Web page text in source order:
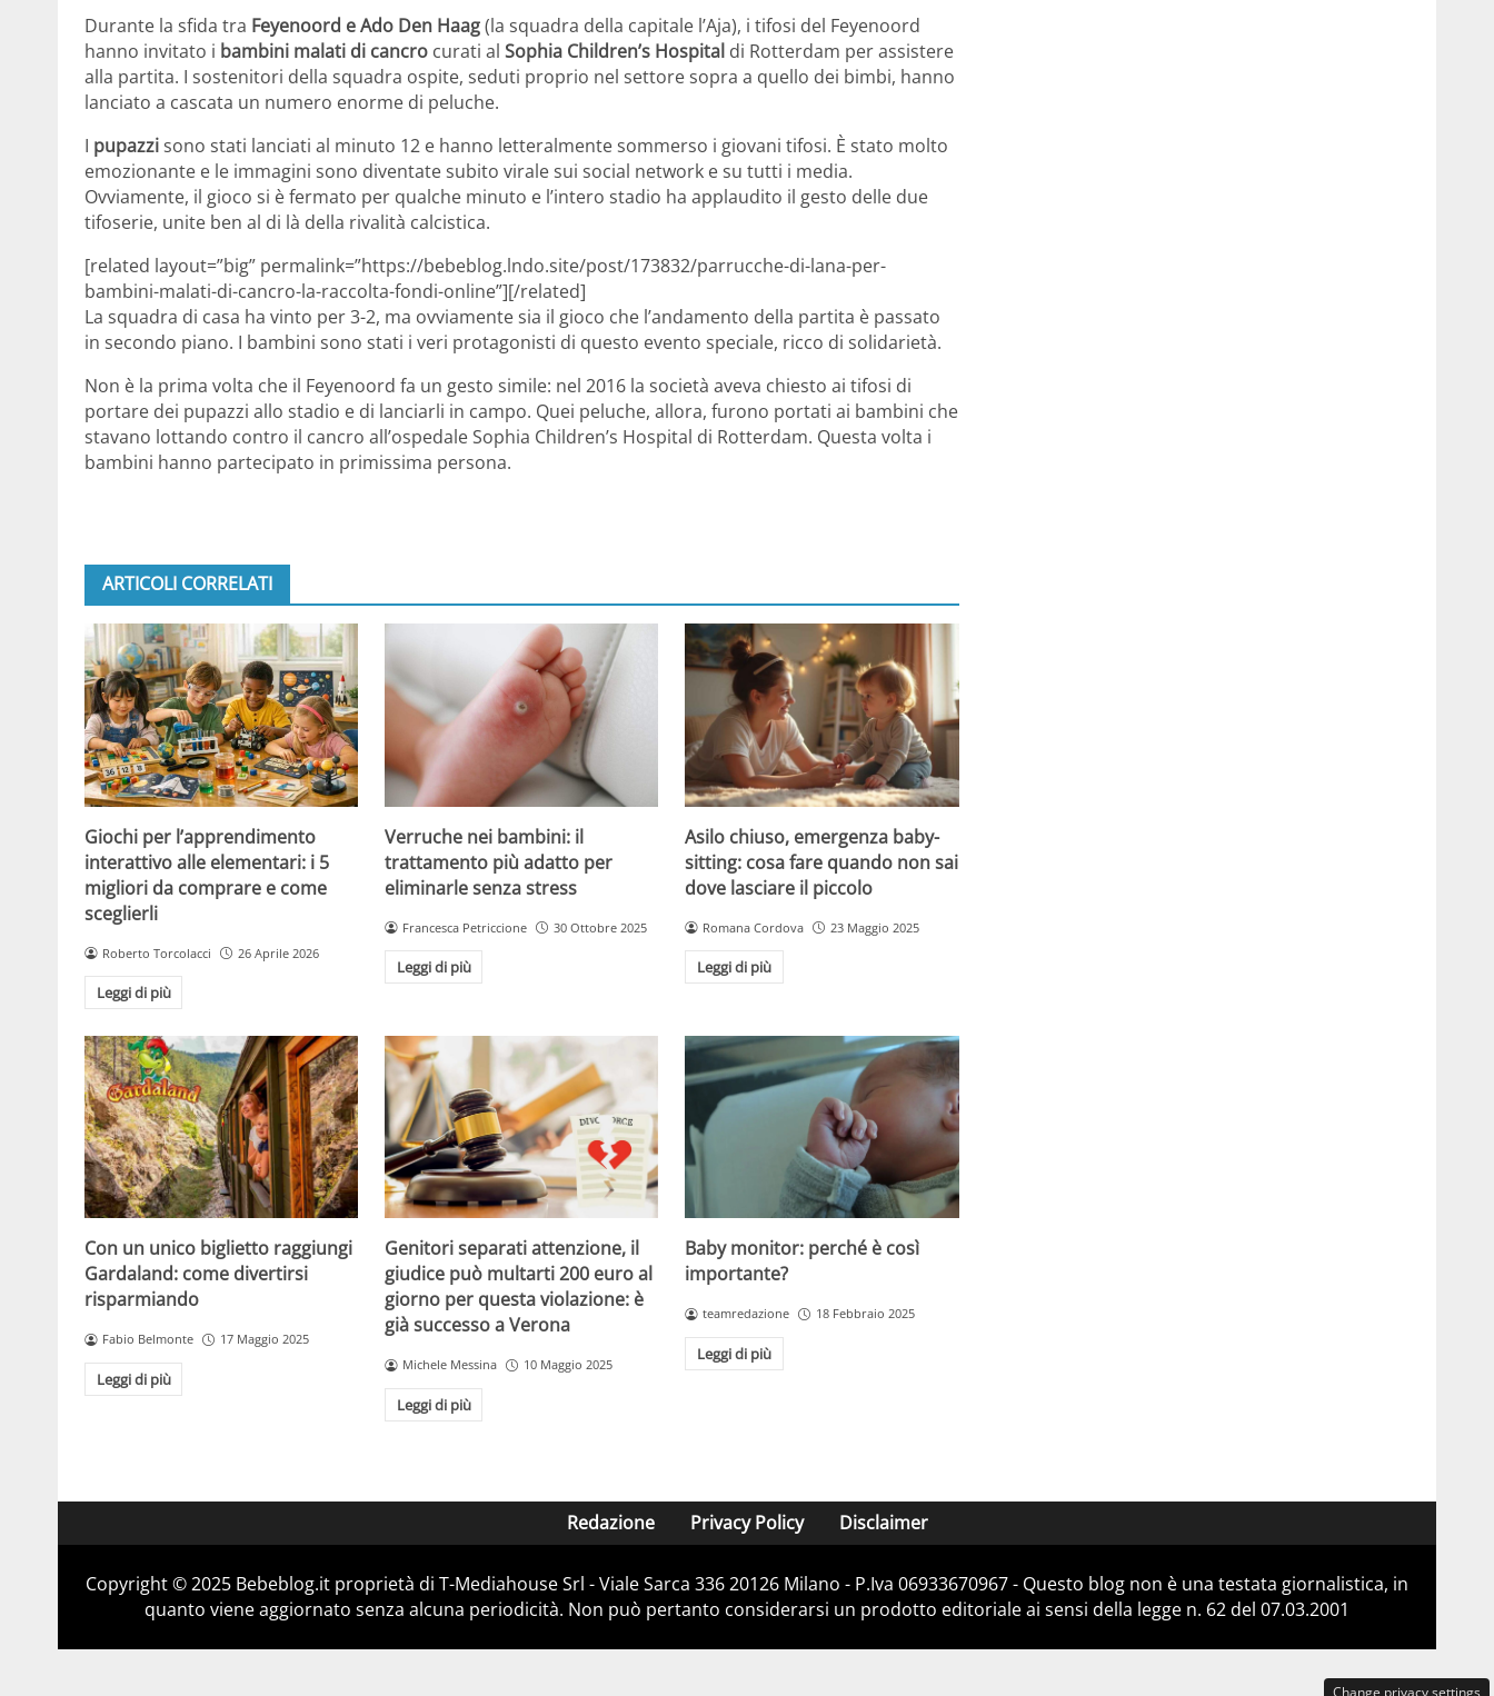
Durante la sfida tra Feyenoord e Ado Den Haag(la squadra della capitale l’Aja), i tifosi del Feyenoord
hanno invitato i bambini malati di cancro curati al Sophia Children’s Hospital di Rotterdam per assistere
alla partita. I sostenitori della squadra ospite, seduti proprio nel settore sopra a quello dei bimbi, hanno
lanciato a cascata un numero enorme di peluche.
I pupazzisono stati lanciati al minuto 12 e hanno letteralmente sommerso i giovani tifosi. È stato molto
emozionante e le immagini sono diventate subito virale sui social network e su tutti i media.
Ovviamente, il gioco si è fermato per qualche minuto e l’intero stadio ha applaudito il gesto delle due
tifoserie, unite ben al di là della rivalità calcistica.
[related layout=”big” permalink=”https://bebeblog.lndo.site/post/173832/parrucche-di-lana-per-
bambini-malati-di-cancro-la-raccolta-fondi-online”][/related]
La squadra di casa ha vinto per 3-2, ma ovviamente sia il gioco che l’andamento della partita è passato
in secondo piano. I bambini sono stati i veri protagonisti di questo evento speciale, ricco di solidarietà.
Non è la prima volta che il Feyenoord fa un gesto simile: nel 2016 la società aveva chiesto ai tifosi di
portare dei pupazzi allo stadio e di lanciarli in campo. Quei peluche, allora, furono portati ai bambini che
stavano lottando contro il cancro all’ospedale Sophia Children’s Hospital di Rotterdam. Questa volta i
bambini hanno partecipato in primissima persona.
ARTICOLI CORRELATI
Giochi per l’apprendimento
interattivo alle elementari: i 5
migliori da comprare e come
sceglierli
Roberto Torcolacci 26 Aprile 2026
Leggi di più
Verruche nei bambini: il
trattamento più adatto per
eliminarle senza stress
Francesca Petriccione 30 Ottobre 2025
Leggi di più
Asilo chiuso, emergenza baby-
sitting: cosa fare quando non sai
dove lasciare il piccolo
Romana Cordova 23 Maggio 2025
Leggi di più
Con un unico biglietto raggiungi
Gardaland: come divertirsi
risparmiando
Fabio Belmonte 17 Maggio 2025
Leggi di più
Genitori separati attenzione, il
giudice può multarti 200 euro al
giorno per questa violazione: è
già successo a Verona
Michele Messina 10 Maggio 2025
Leggi di più
Baby monitor: perché è così
importante?
teamredazione 18 Febbraio 2025
Leggi di più
Redazione Privacy Policy Disclaimer
Copyright © 2025 Bebeblog.it proprietà di T-Mediahouse Srl - Viale Sarca 336 20126 Milano - P.Iva 06933670967 - Questo blog non è una testata giornalistica, in
quanto viene aggiornato senza alcuna periodicità. Non può pertanto considerarsi un prodotto editoriale ai sensi della legge n. 62 del 07.03.2001
Change privacy settings